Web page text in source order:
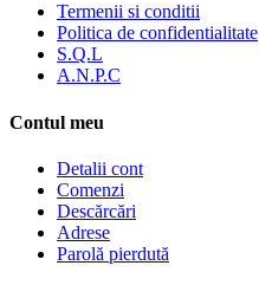
Termenii si conditii
Politica de confidentialitate
S.Q.L
A.N.P.C
Contul meu
Detalii cont
Comenzi
Descărcări
Adrese
Parolă pierdută